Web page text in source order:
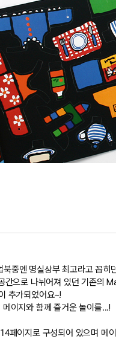
북중엔 명실상부 최고라고 꼽
간으로 나뉘어져 있던 기존의
추가되었어요~!
이지와 함께 즐거운 놀이를...!
페이지로 구성되어 있으며 메